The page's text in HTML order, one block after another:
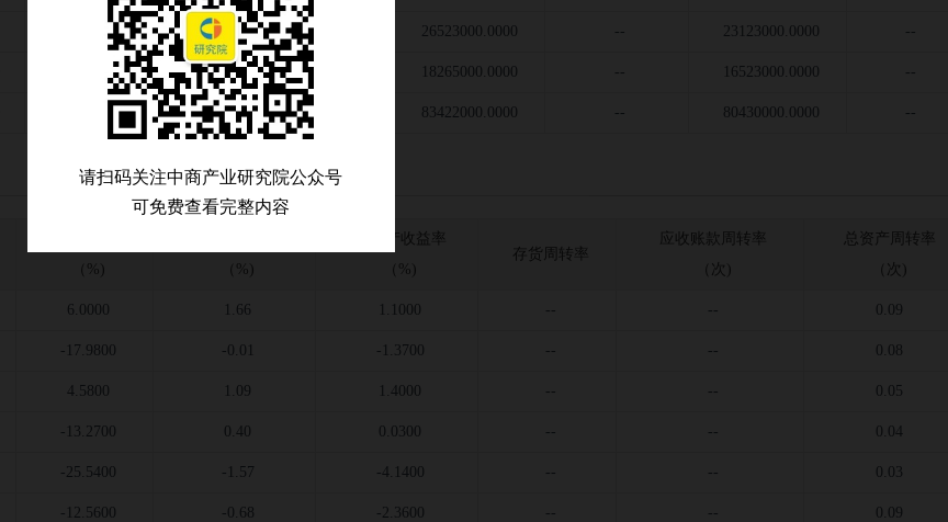
-- -- 26523000.0000 -- 23123000.0000 --
-- -- 18265000.0000 -- 16523000.0000 --
-- -- 83422000.0000 -- 80430000.0000 --
（%)
（%)
净资产收益率
（%)
存货周转率
应收账款周转率
（次)
总资产周转率
（次)
6.0000 1.66 1.1000 -- -- 0.09
-17.9800 -0.01 -1.3700 -- -- 0.08
4.5800 1.09 1.4000 -- -- 0.05
-13.2700 0.40 0.0300 -- -- 0.04
-25.5400 -1.57 -4.1400 -- -- 0.03
-12.5600 -0.68 -2.3600 -- -- 0.09
请扫码关注中商产业研究院公众号
可免费查看完整内容